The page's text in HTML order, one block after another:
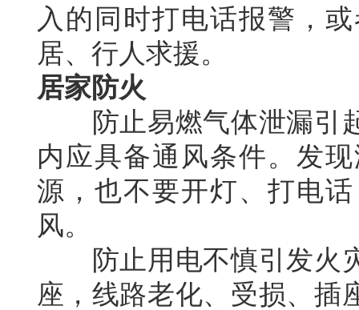
入的同时打电话报警，
居、行人求援。
居家防火
防止易燃气体泄漏引起
内应具备通风条件。发
源，也不要开灯、打电
风。
防止用电不慎引发火灾
座，线路老化、受损、插